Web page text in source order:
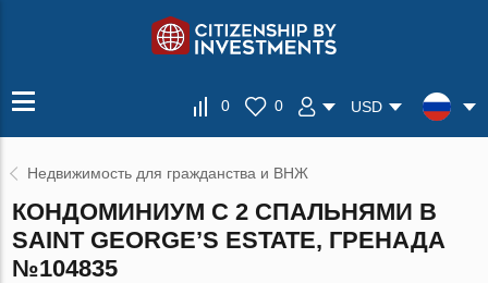
0 0 USD
Недвижимость для гражданства и ВНЖ
КОНДОМИНИУМ С 2 СПАЛЬНЯМИ В
SAINT GEORGE’S ESTATE, ГРЕНАДА
№104835